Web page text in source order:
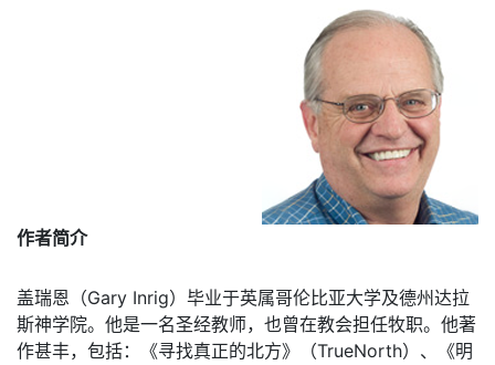
作者简介
盖瑞恩（Gary Inrig）毕业于英属哥伦比亚大学及德州达拉
斯神学院。他是一名圣经教师，也曾在教会担任牧职。他著
作甚丰，包括：《寻找真正的北方》（TrueNorth）、《明